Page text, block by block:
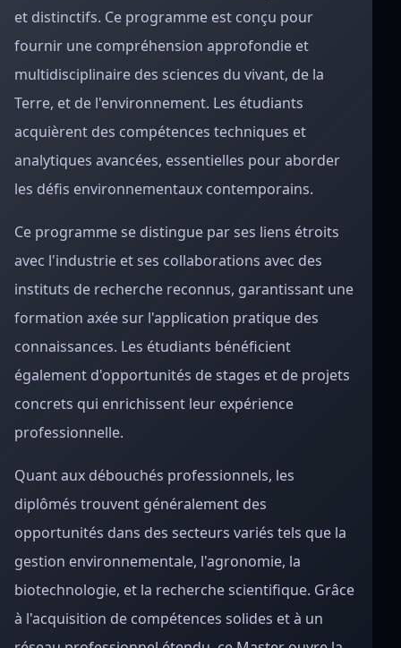
et distinctifs. Ce programme est conçu pour
fournir une compréhension approfondie et
multidisciplinaire des sciences du vivant, de la
Terre, et de l'environnement. Les étudiants
acquièrent des compétences techniques et
analytiques avancées, essentielles pour aborder
les défis environnementaux contemporains.
Ce programme se distingue par ses liens étroits
avec l'industrie et ses collaborations avec des
instituts de recherche reconnus, garantissant une
formation axée sur l'application pratique des
connaissances. Les étudiants bénéficient
également d'opportunités de stages et de projets
concrets qui enrichissent leur expérience
professionnelle.
Quant aux débouchés professionnels, les
diplômés trouvent généralement des
opportunités dans des secteurs variés tels que la
gestion environnementale, l'agronomie, la
biotechnologie, et la recherche scientifique. Grâce
à l'acquisition de compétences solides et à un